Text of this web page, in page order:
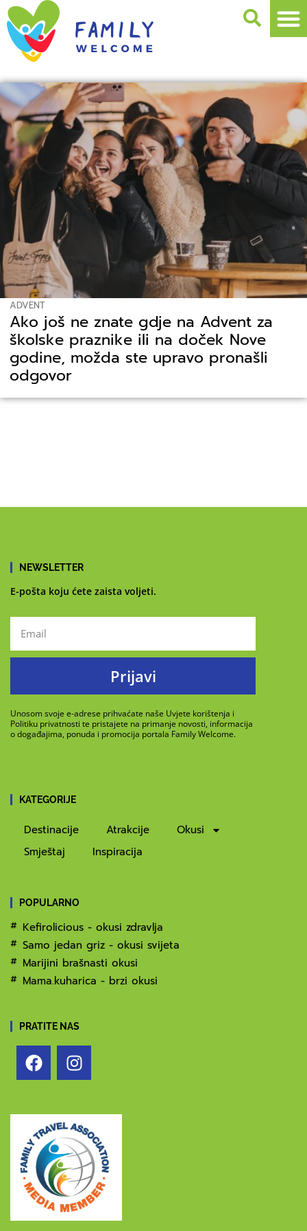
ADVENT
Ako još ne znate gdje na Advent za
školske praznike ili na doček Nove
godine, možda ste upravo pronašli
odgovor
NEWSLETTER
E-pošta koju ćete zaista voljeti.
Prijavi
Unosom svoje e-adrese prihvaćate naše Uvjete korištenja i
Politiku privatnosti te pristajete na primanje novosti, informacija
o događajima, ponuda i promocija portala Family Welcome.
KATEGORIJE
Destinacije Atrakcije
Okusi
Smještaj
Inspiracija
POPULARNO
Kefirolicious - okusi zdravlja
Samo jedan griz - okusi svijeta
Marijini brašnasti okusi
Mama.kuharica - brzi okusi
PRATITE NAS